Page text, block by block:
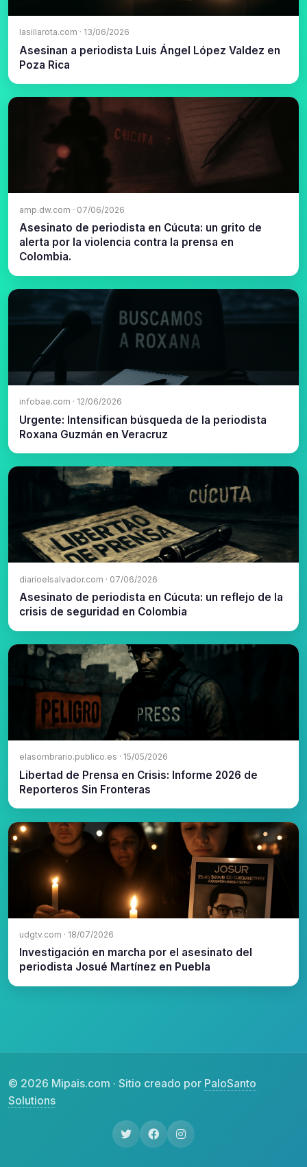
lasillarota.com · 13/06/2026
Asesinan a periodista Luis Ángel López Valdez en
Poza Rica
amp.dw.com · 07/06/2026
Asesinato de periodista en Cúcuta: un grito de
alerta por la violencia contra la prensa en
Colombia.
infobae.com · 12/06/2026
Urgente: Intensifican búsqueda de la periodista
Roxana Guzmán en Veracruz
diarioelsalvador.com · 07/06/2026
Asesinato de periodista en Cúcuta: un reflejo de la
crisis de seguridad en Colombia
elasombrario.publico.es · 15/05/2026
Libertad de Prensa en Crisis: Informe 2026 de
Reporteros Sin Fronteras
udgtv.com · 18/07/2026
Investigación en marcha por el asesinato del
periodista Josué Martínez en Puebla
© 2026 Mipais.com · Sitio creado por PaloSanto
Solutions